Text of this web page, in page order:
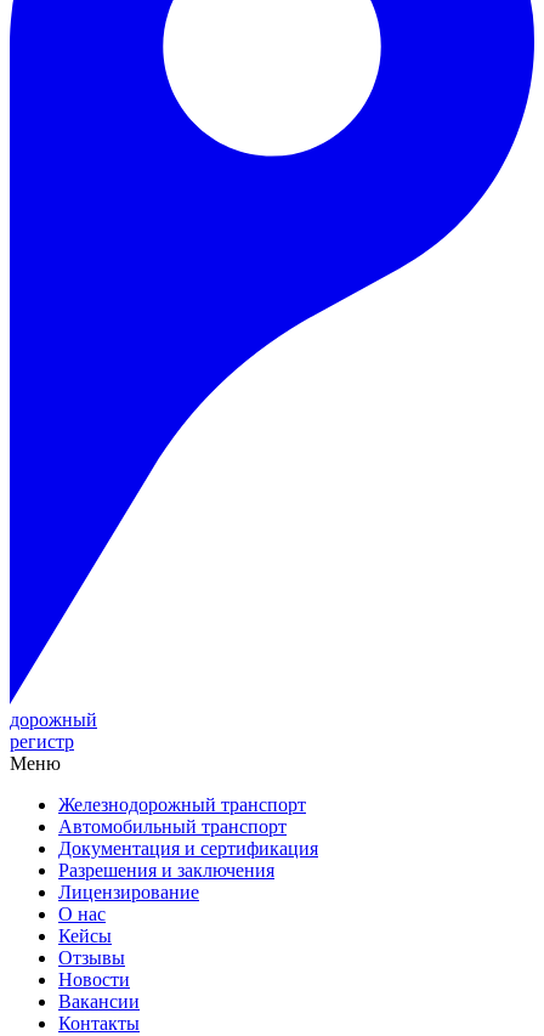
дорожный
регистр
Меню
Железнодорожный транспорт
Автомобильный транспорт
Документация и сертификация
Разрешения и заключения
Лицензирование
О нас
Кейсы
Отзывы
Новости
Вакансии
Контакты